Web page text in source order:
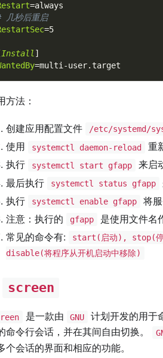
=always
几秒后重启
=5
Install ]
=multi-user.target
方法：
创建应用配置文件 /etc/systemd/
使用
systemctl daemon-reload
重
执行
systemctl start gfapp
来启
最后执行
systemctl status gfapp
执行
systemctl enable gfapp
将
注意：执行的
gfapp
是使用文件名
常见的命令有:
start(启动), stop(停
disable(将程序从开机启动中移除)
screen
是一款由 GNU
计划开发的用于
命令行会话，并在其间自由切换。
个会话的界面和相应的功能。